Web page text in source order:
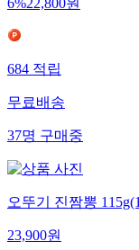
6%22,800원
684적립
무료배송
37명구매중
오뚜기 진짬뽕
23,900원